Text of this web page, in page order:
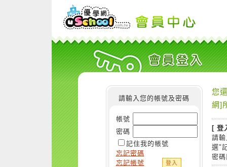
請輸入您的帳號及密碼
帳號
密碼
記住我的帳號
忘記密碼
忘記帳號
您
網]
[ 登
請
選"
密